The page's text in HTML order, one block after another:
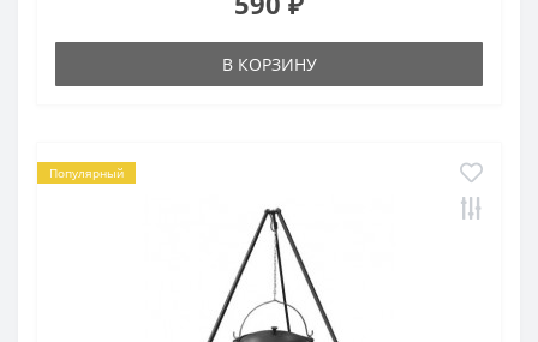
В КОРЗИНУ
Популярный